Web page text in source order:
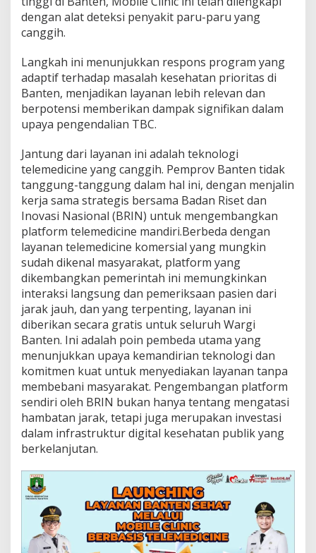
dengan alat deteksi penyakit paru-paru yang
canggih.
Langkah ini menunjukkan respons program yang
adaptif terhadap masalah kesehatan prioritas di
Banten, menjadikan layanan lebih relevan dan
berpotensi memberikan dampak signifikan dalam
upaya pengendalian TBC.
Jantung dari layanan ini adalah teknologi
telemedicine yang canggih. Pemprov Banten tidak
tanggung-tanggung dalam hal ini, dengan menjalin
kerja sama strategis bersama Badan Riset dan
Inovasi Nasional (BRIN) untuk mengembangkan
platform telemedicine mandiri.Berbeda dengan
layanan telemedicine komersial yang mungkin
sudah dikenal masyarakat, platform yang
dikembangkan pemerintah ini memungkinkan
interaksi langsung dan pemeriksaan pasien dari
jarak jauh, dan yang terpenting, layanan ini
diberikan secara gratis untuk seluruh Wargi
Banten. Ini adalah poin pembeda utama yang
menunjukkan upaya kemandirian teknologi dan
komitmen kuat untuk menyediakan layanan tanpa
membebani masyarakat. Pengembangan platform
sendiri oleh BRIN bukan hanya tentang mengatasi
hambatan jarak, tetapi juga merupakan investasi
dalam infrastruktur digital kesehatan publik yang
berkelanjutan.